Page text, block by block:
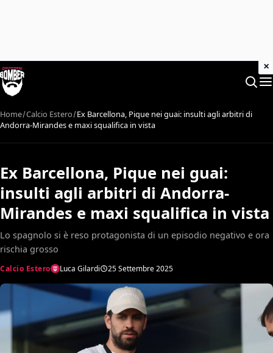
Home Calcio Estero Ex Barcellona, Pique nei guai: insulti agli arbitri di
Andorra-Mirandes e maxi squalifica in vista
Ex Barcellona, Pique nei guai:
insulti agli arbitri di Andorra-
Mirandes e maxi squalifica in vista
Lo spagnolo si è reso protagonista di un episodio negativo e ora
rischia grosso
Calcio Estero Luca Gilardi 25 Settembre 2025
×